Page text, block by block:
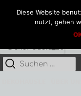
Inhalt
Kunst aus Stahl und
Primäres
Diese Website
nutzt, gehen